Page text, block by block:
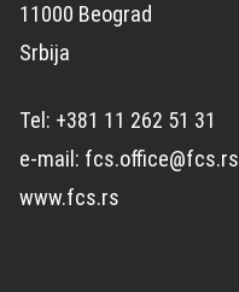
11000 Beograd
Srbija
Tel: +381 11 262 51 31
e-mail: fcs.office@fcs.rs
www.fcs.rs